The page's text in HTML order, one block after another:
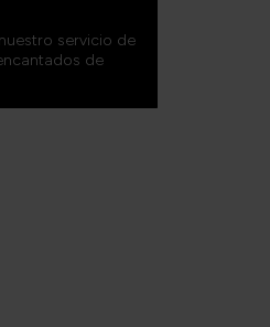
servicio de
de